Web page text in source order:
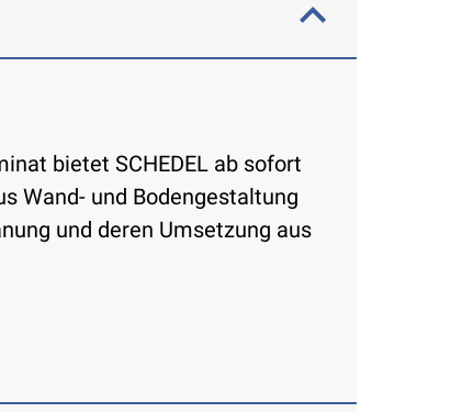
bietet SCHEDEL ab sofort
Wand- und Bodengestaltung
und deren Umsetzung aus